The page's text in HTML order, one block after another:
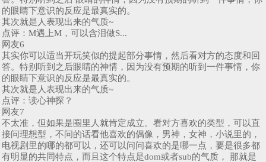
的眼睛下意识的反应是最真实的。
其次就是人表现出来的气质~
点评：M遇上M，可以含泪做S...
网友6
其实你可以适当开玩笑似的提起部分事情，然后看对方的态度和回
答。特别听到之后眼睛的神情，因为没有预期的听到一件事情，你
的眼睛下意识的反应是最真实的。
其次就是人表现出来的气质~
点评：读心神探？
网友7
不太准，但如果是圈里人就肯定成立。看对方喜欢的类型，可以直
接问理想型，不问的话看他喜欢的偶像，男神，女神，小说里的，
电视剧里的哪的都可以，还可以问问喜欢的是哪一点，要是很多都
有明显的共同特点，而且这个特点是dom或者sub的气质， 那就是